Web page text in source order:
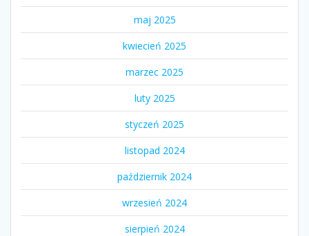
maj 2025
kwiecień 2025
marzec 2025
luty 2025
styczeń 2025
listopad 2024
październik 2024
wrzesień 2024
sierpień 2024